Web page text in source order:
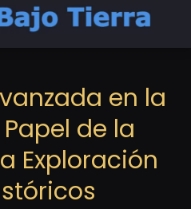
en la
de la
Exploración